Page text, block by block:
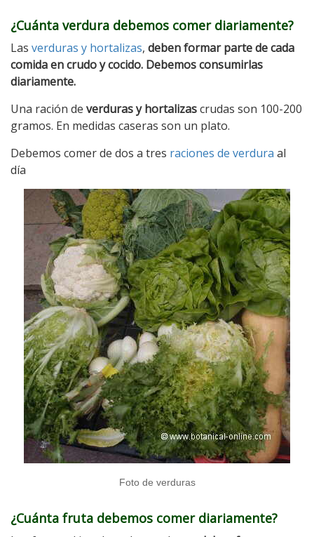
¿Cuánta verdura debemos comer diariamente?
Las verduras y hortalizas, deben formar parte de cada
comida en crudo y cocido. Debemos consumirlas
diariamente.
Una ración de verduras y hortalizascrudas son 100-200
gramos. En medidas caseras son un plato.
Debemos comer de dos a tres raciones de verdura al
día
Foto de verduras
¿Cuánta fruta debemos comer diariamente?